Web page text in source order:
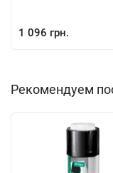
1 096 грн.
Рекомендуем